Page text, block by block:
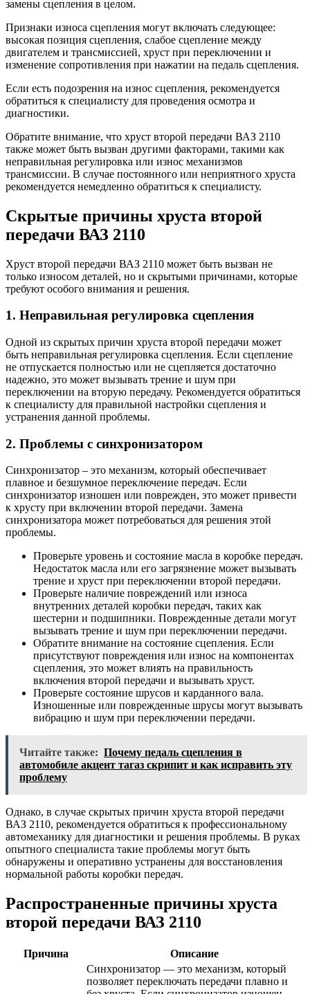
замены сцепления в целом.
Признаки износа сцепления могут включать следующее:
высокая позиция сцепления, слабое сцепление между
двигателем и трансмиссией, хруст при переключении и
изменение сопротивления при нажатии на педаль сцепления.
Если есть подозрения на износ сцепления, рекомендуется
обратиться к специалисту для проведения осмотра и
диагностики.
Обратите внимание, что хруст второй передачи ВАЗ 2110
также может быть вызван другими факторами, такими как
неправильная регулировка или износ механизмов
трансмиссии. В случае постоянного или неприятного хруста
рекомендуется немедленно обратиться к специалисту.
Скрытые причины хруста второй
передачи ВАЗ 2110
Хруст второй передачи ВАЗ 2110 может быть вызван не
только износом деталей, но и скрытыми причинами, которые
требуют особого внимания и решения.
1. Неправильная регулировка сцепления
Одной из скрытых причин хруста второй передачи может
быть неправильная регулировка сцепления. Если сцепление
не отпускается полностью или не сцепляется достаточно
надежно, это может вызывать трение и шум при
переключении на вторую передачу. Рекомендуется обратиться
к специалисту для правильной настройки сцепления и
устранения данной проблемы.
2. Проблемы с синхронизатором
Синхронизатор – это механизм, который обеспечивает
плавное и безшумное переключение передач. Если
синхронизатор изношен или поврежден, это может привести
к хрусту при включении второй передачи. Замена
синхронизатора может потребоваться для решения этой
проблемы.
Проверьте уровень и состояние масла в коробке передач.
Недостаток масла или его загрязнение может вызывать
трение и хруст при переключении второй передачи.
Проверьте наличие повреждений или износа
внутренних деталей коробки передач, таких как
шестерни и подшипники. Поврежденные детали могут
вызывать трение и шум при переключении передачи.
Обратите внимание на состояние сцепления. Если
присутствуют повреждения или износ на компонентах
сцепления, это может влиять на правильность
включения второй передачи и вызывать хруст.
Проверьте состояние шрусов и карданного вала.
Изношенные или поврежденные шрусы могут вызывать
вибрацию и шум при переключении передачи.
Читайте также: Почему педаль сцепления в
автомобиле акцент тагаз скрипит и как исправить эту
проблему
Однако, в случае скрытых причин хруста второй передачи
ВАЗ 2110, рекомендуется обратиться к профессиональному
автомеханику для диагностики и решения проблемы. В руках
опытного специалиста такие проблемы могут быть
обнаружены и оперативно устранены для восстановления
нормальной работы коробки передач.
Распространенные причины хруста
второй передачи ВАЗ 2110
Причина
Описание
Синхронизатор — это механизм, который
позволяет переключать передачи плавно и